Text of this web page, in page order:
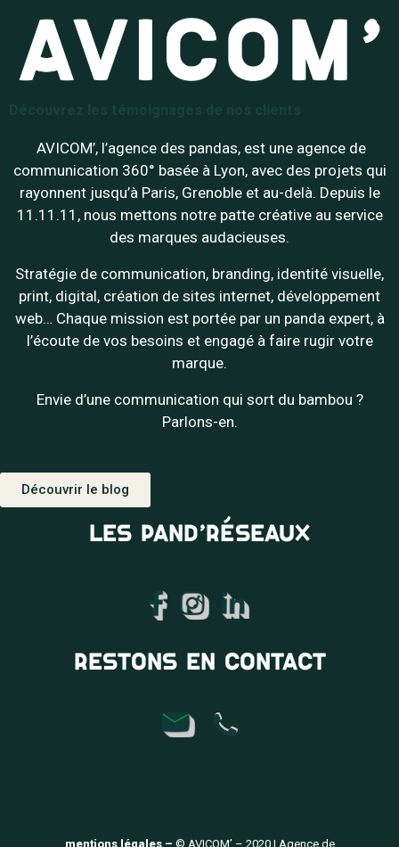
AVICOM’, l’agence des pandas, est une agence de
communication 360° basée à Lyon, avec des projets qui
rayonnent jusqu’à Paris, Grenoble et au-delà. Depuis le
11.11.11, nous mettons notre patte créative au service
des marques audacieuses.
Stratégie de communication, branding, identité visuelle,
print, digital, création de sites internet, développement
web… Chaque mission est portée par un panda expert, à
l’écoute de vos besoins et engagé à faire rugir votre
marque.
Envie d’une communication qui sort du bambou ?
Parlons-en.
Découvrir le blog
LES PAND’RÉSEAUX
RESTONS EN CONTACT
mentions légales – © AVICOM’ – 2020 | Agence de